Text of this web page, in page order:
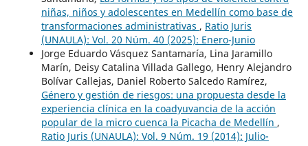
niñas, niños y adolescentes en Medellín como base de
transformaciones administrativas , Ratio Juris
(UNAULA): Vol. 20 Núm. 40 (2025): Enero-Junio
Jorge Eduardo Vásquez Santamaría, Lina Jaramillo
Marín, Deisy Catalina Villada Gallego, Henry Alejandro
Bolívar Callejas, Daniel Roberto Salcedo Ramírez,
Género y gestión de riesgos: una propuesta desde la
experiencia clínica en la coadyuvancia de la acción
popular de la micro cuenca la Picacha de Medellín ,
Ratio Juris (UNAULA): Vol. 9 Núm. 19 (2014): Julio-